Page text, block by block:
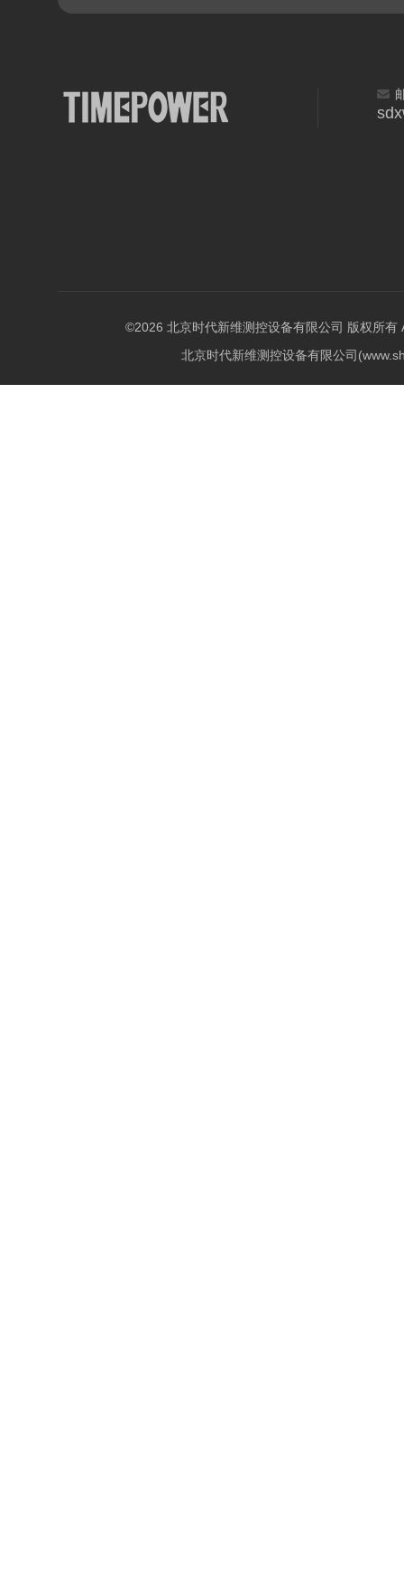
©2026 北京时代新维测控设备有限公司 版权所有
北京时代新维测控设备有限公司